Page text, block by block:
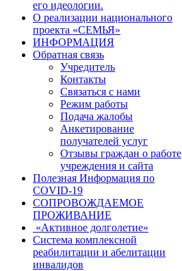
его идеологии.
О реализации национального
проекта «СЕМЬЯ»
ИНФОРМАЦИЯ
Обратная связь
Учредитель
Контакты
Связаться с нами
Режим работы
Подача жалобы
Анкетирование
получателей услуг
Отзывы граждан о работе
учреждения и сайта
Полезная Информация по
COVID-19
СОПРОВОЖДАЕМОЕ
ПРОЖИВАНИЕ
«Активное долголетие»
Система комплексной
реабилитации и абелитации
инвалидов